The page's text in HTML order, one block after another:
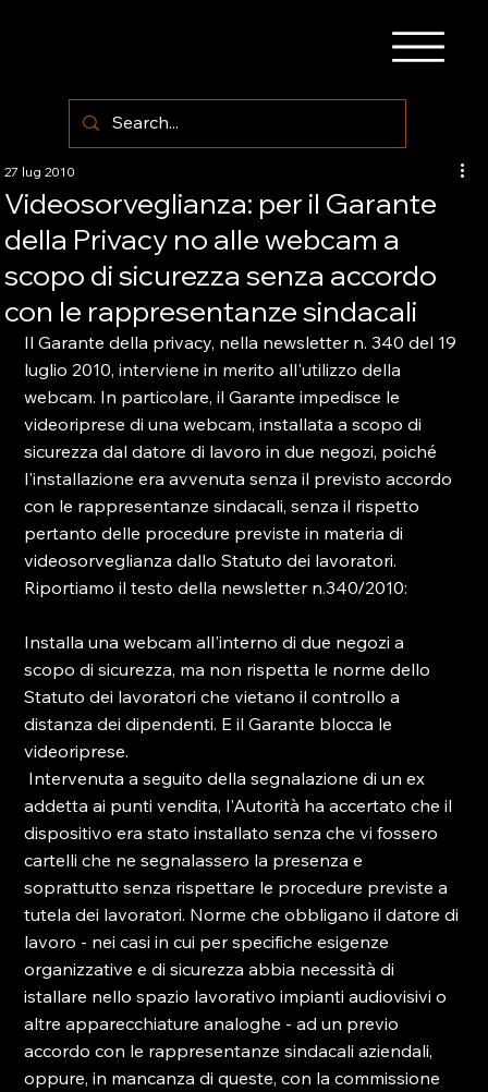
Videosorveglianza: per il Garante
della Privacy no alle webcam a
scopo di sicurezza senza accordo
con le rappresentanze sindacali
27 lug 2010
Il Garante della privacy, nella newsletter n. 340 del 19
luglio 2010, interviene in merito all'utilizzo della
webcam. In particolare, il Garante impedisce le
videoriprese di una webcam, installata a scopo di
sicurezza dal datore di lavoro in due negozi, poiché
l'installazione era avvenuta senza il previsto accordo
con le rappresentanze sindacali, senza il rispetto
pertanto delle procedure previste in materia di
videosorveglianza dallo Statuto dei lavoratori.
Riportiamo il testo della newsletter n.340/2010:
Installa una webcam all'interno di due negozi a
scopo di sicurezza, ma non rispetta le norme dello
Statuto dei lavoratori che vietano il controllo a
distanza dei dipendenti. E il Garante blocca le
videoriprese.
addetta ai punti vendita, l'Autorità ha accertato che il
dispositivo era stato installato senza che vi fossero
cartelli che ne segnalassero la presenza e
soprattutto senza rispettare le procedure previste a
tutela dei lavoratori. Norme che obbligano il datore di
lavoro - nei casi in cui per specifiche esigenze
organizzative e di sicurezza abbia necessità di
istallare nello spazio lavorativo impianti audiovisivi o
altre apparecchiature analoghe - ad un previo
accordo con le rappresentanze sindacali aziendali,
oppure, in mancanza di queste, con la commissione